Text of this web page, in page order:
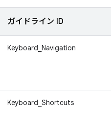
ガイドライン ID
Keyboard_Navigation
Keyboard_Shortcuts